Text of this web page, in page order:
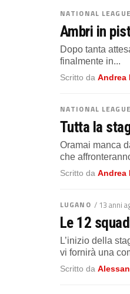
NATIONAL LEAGUE
Ambri in
Dopo tanta
finalmente in...
Scritto da Andrea
NATIONAL LEAGUE
Tutta la
Oramai manca
che
Scritto da Andrea
LUGANO / 13 anni
Le 12
L’inizio della
vi fornirà una
Scritto da